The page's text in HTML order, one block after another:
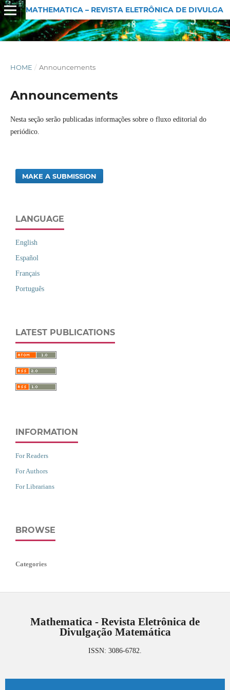
MATHEMATICA – REVISTA ELETRÔNICA DE DIVULGAÇÃO MATEMÁTICA
HOME / Announcements
Announcements
Nesta seção serão publicadas informações sobre o fluxo editorial do
periódico.
MAKE A SUBMISSION
LANGUAGE
English
Español
Français
Português
LATEST PUBLICATIONS
INFORMATION
For Readers
For Authors
For Librarians
BROWSE
Categories
Mathematica - Revista Eletrônica de
Divulgação Matemática
ISSN: 3086-6782.